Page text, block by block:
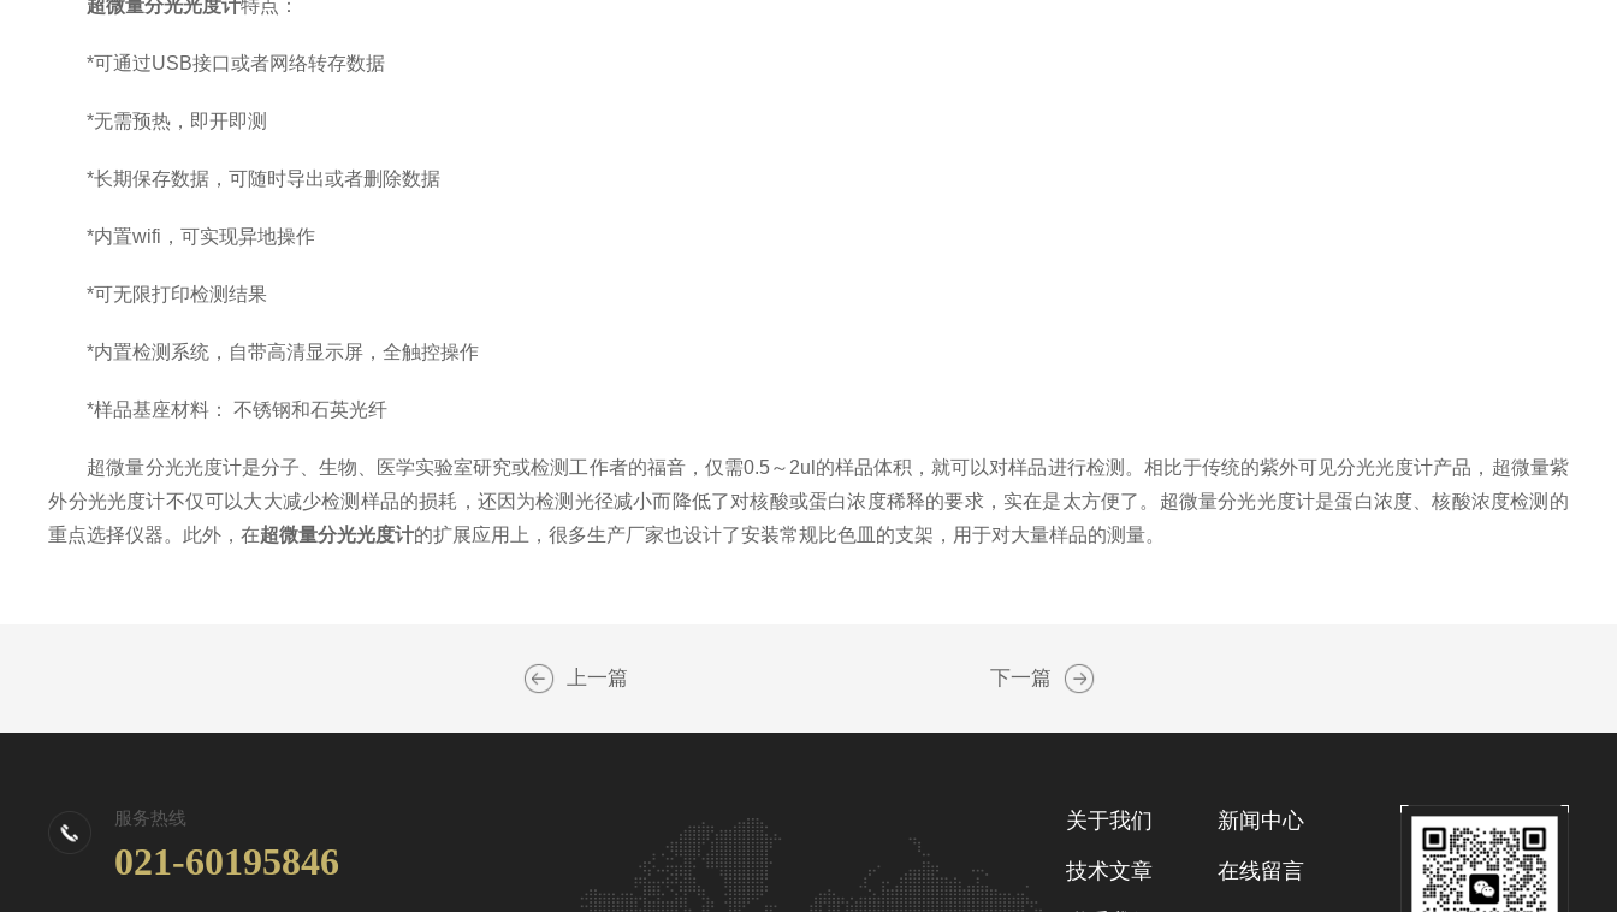
超微量分光光度计特点：
*可通过USB接口或者网络转存数据
*无需预热，即开即测
*长期保存数据，可随时导出或者删除数据
*内置wifi，可实现异地操作
*可无限打印检测结果
*内置检测系统，自带高清显示屏，全触控操作
*样品基座材料： 不锈钢和石英光纤
超微量分光光度计是分子、生物、医学实验室研究或检测工作者的福音，仅需0.5～2ul的样品体积，就可以对样品进行检测。相比于传统的紫外可见分光光度计产品，超微量紫
外分光光度计不仅可以大大减少检测样品的损耗，还因为检测光径减小而降低了对核酸或蛋白浓度稀释的要求，实在是太方便了。超微量分光光度计是蛋白浓度、核酸浓度检测的
重点选择仪器。此外，在超微量分光光度计的扩展应用上，很多生产厂家也设计了安装常规比色皿的支架，用于对大量样品的测量。
上一篇 下一篇
服务热线
021-60195846
关于我们 新闻中心
技术文章 在线留言